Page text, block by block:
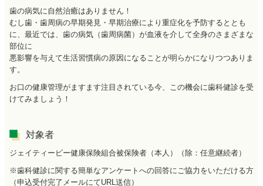
歯の病気に自然治癒はありません！
むし歯・歯周病の早期発見・早期治療により重症化を予防するととも
に、最近では、歯の病気（歯周病菌）が血液を介して全身のさまざまな
部位に
悪影響を与えて生活習慣病の原因になることが明らかになりつつありま
す。
お口の健康管理がますます注目されている今、この機会に歯科健診を受
けてみましょう！
対象者
ジェイティービー健康保険組合被保険者（本人）（除：任意継続者）
※歯科健診に関する簡単なアンケートへの回答にご協力をいただける方
（申込受付完了メールにてURL送信）